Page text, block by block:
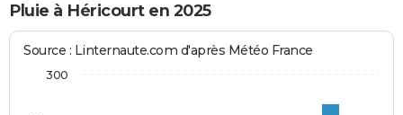
Pluie à Héricourt en 2025
Source : Linternaute.com d'après Météo France
300